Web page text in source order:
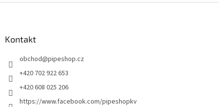
p
v
Kontakt
obchod@pipeshop.cz
+420 702 922 653
+420 608 025 206
https://www.facebook.com/pipeshopkv